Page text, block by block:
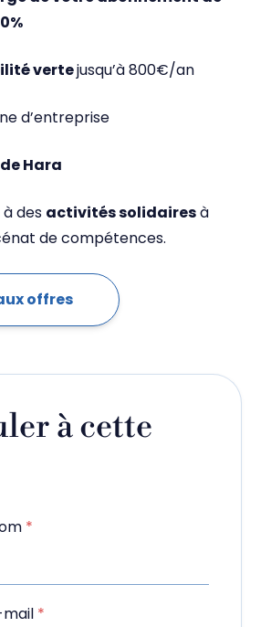
vertejusqu’à 800€/an
d’entreprise
de Hara
des activités solidairesà
de compétences.
offres
à cette
*
*